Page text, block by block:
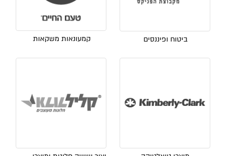
ביטוח ופיננסים קמעונאות משקאות